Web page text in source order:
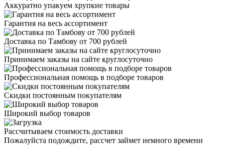
Аккуратно упакуем хрупкие товары
Гарантия на весь ассортимент
Доставка по Тамбову от 700 рублей
Принимаем заказы на сайте круглосуточно
Профессиональная помощь в подборе товаров
Скидки постоянным покупателям
Широкий выбор товаров
Рассчитываем стоимость доставки
Пожалуйста подождите, рассчет займет немного времени